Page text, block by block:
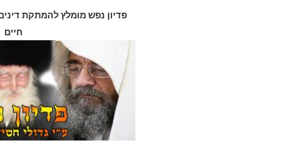
פדיון נפש מומלץ להמתקת
חיים